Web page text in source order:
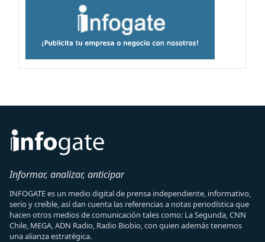
Informar, analizar, anticipar
INFOGATE es un medio digital de prensa independiente, informativo,
serio y creíble, así dan cuenta las referencias a notas periodística que
hacen otros medios de comunicación tales como: La Segunda, CNN
Chile, MEGA, ADN Radio, Radio Biobio, con quien además tenemos
una alianza estratégica.